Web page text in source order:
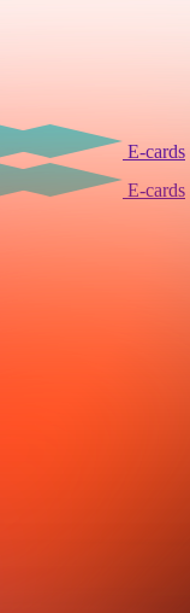
E-cards
E-cards